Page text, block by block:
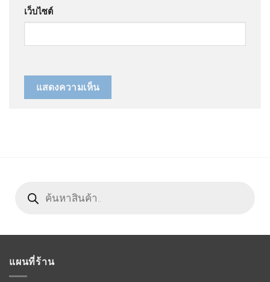
เว็บไซต์
search
แผนที่ร้าน